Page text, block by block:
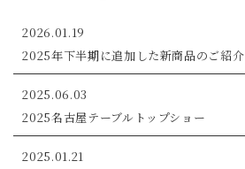
2026.01.19
2025年下半期に追加した新商品のご紹介
2025.06.03
2025名古屋テーブルトップショー
2025.01.21